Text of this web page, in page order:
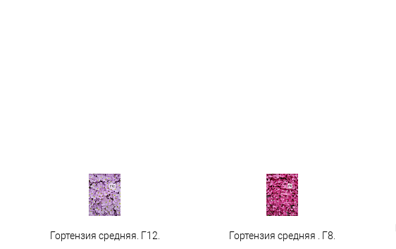
Гортензия средняя. Г12. Гортензия средняя . Г8.